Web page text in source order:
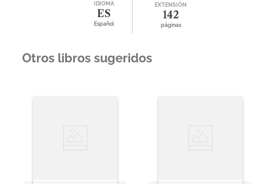
IDIOMA
ES
Español
EXTENSIÓN
142
páginas
Otros libros sugeridos